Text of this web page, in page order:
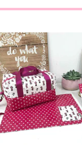
Conjunto
Personaliza...
74,00€